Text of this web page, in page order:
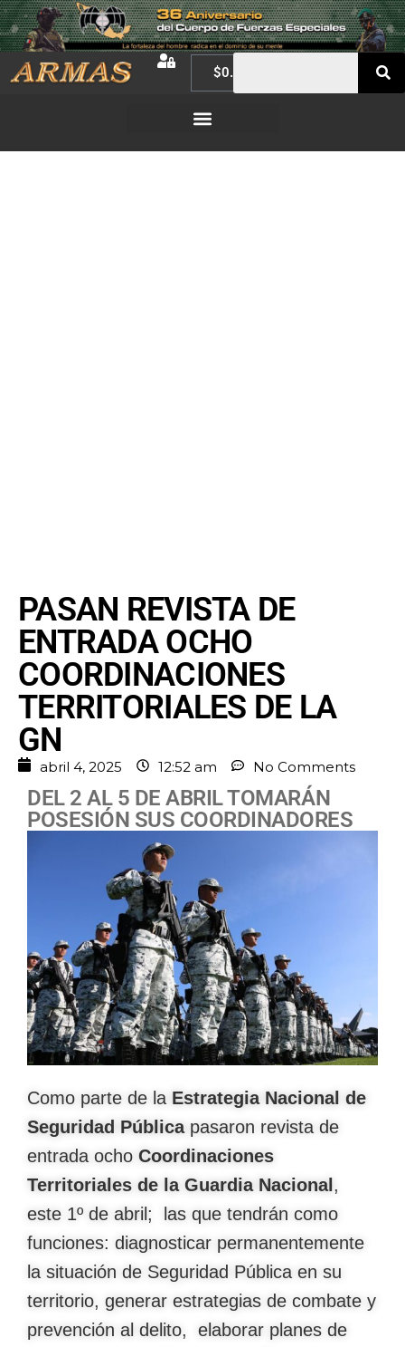
$0.00
PASAN REVISTA DE
ENTRADA OCHO
COORDINACIONES
TERRITORIALES DE LA
GN
abril 4, 2025 12:52 am No Comments
DEL 2 AL 5 DE ABRIL TOMARÁN
POSESIÓN SUS COORDINADORES
Como parte de la Estrategia Nacional de
Seguridad Públicapasaron revista de
entrada ocho Coordinaciones
Territoriales de la Guardia Nacional ,
este 1º de abril; las que tendrán como
funciones: diagnosticar permanentemente
la situación de Seguridad Pública en su
territorio, generar estrategias de combate y
prevención al delito, elaborar planes de